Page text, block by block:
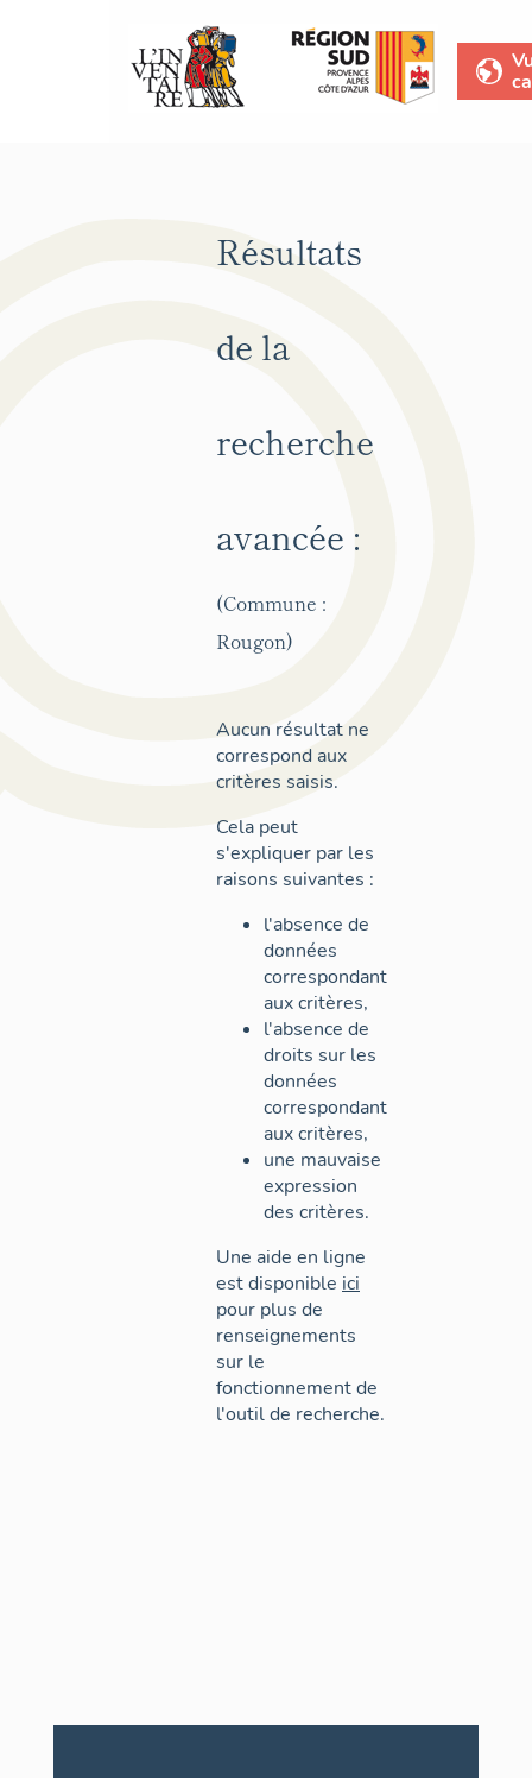
Résultats
de la
recherche
avancée :
(Commune :
Rougon)
Aucun résultat ne
correspond aux
critères saisis.
Cela peut
s'expliquer par les
raisons suivantes :
l'absence de
données
correspondant
aux critères,
l'absence de
droits sur les
données
correspondant
aux critères,
une mauvaise
expression
des critères.
Une aide en ligne
est disponible ici
pour plus de
renseignements
sur le
fonctionnement de
l'outil de recherche.